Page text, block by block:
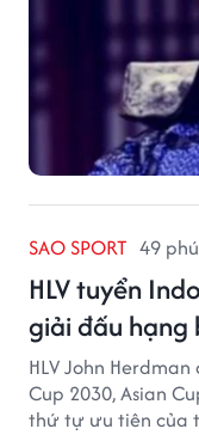
SAO SPORT 49
HLV tuyển
giải đấu hạng
HLV John
Cup 2030, Asian
thứ tự ưu tiên của